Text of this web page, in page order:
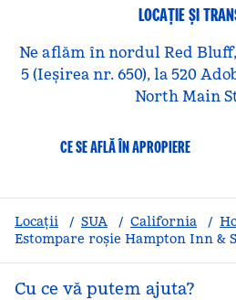
LOCAȚIE ȘI
Ne aflăm în nordul Red
5 (Ieșirea nr. 650), la 520
North Main
CE SE AFLĂ ÎN APROPIERE
Locații / SUA / California /
Estompare roșie Hampton Inn &
Cu ce vă putem ajuta?